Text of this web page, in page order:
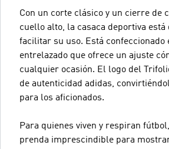
Con un corte clásico y un cierre de
cuello alto, la casaca deportiva está
facilitar su uso. Está confeccionado
entrelazado que ofrece un ajuste
cualquier ocasión. El logo del
de autenticidad adidas,
para los aficionados.
Para quienes viven y respiran
prenda imprescindible para